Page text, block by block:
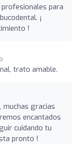
para
¡
!
trato amable.
muchas gracias
encantados
cuidando tu
pronto !